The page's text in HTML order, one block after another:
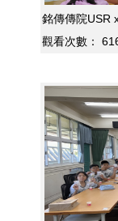
銘傳傳院USR
觀看次數：